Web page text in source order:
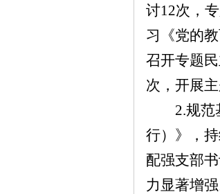
讨12次，
习《党的
召开专题
次， 开展
2.规
行）》，
配强支部
力显著增